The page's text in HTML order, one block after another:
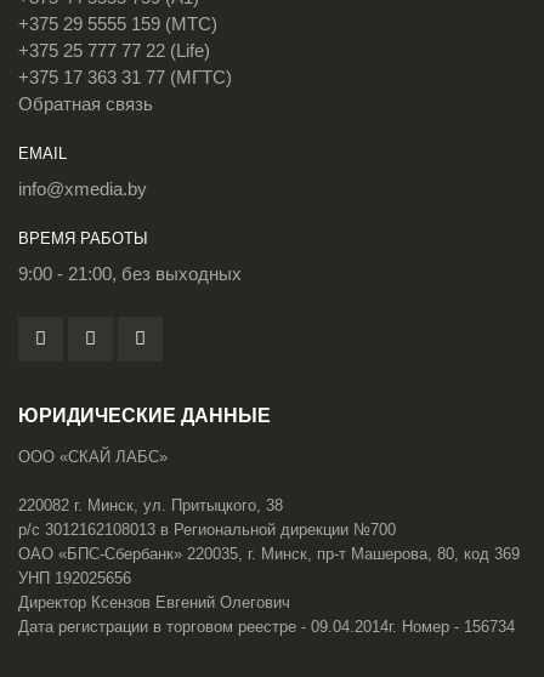
+375 29 5555 159 (МТС)
+375 25 777 77 22 (Life)
+375 17 363 31 77 (МГТС)
Обратная связь
EMAIL
info@xmedia.by
ВРЕМЯ РАБОТЫ
9:00 - 21:00, без выходных
ЮРИДИЧЕСКИЕ ДАННЫЕ
ООО «СКАЙ ЛАБС»
220082 г. Минск, ул. Притыцкого, 38
р/с 3012162108013 в Региональной дирекции №700
ОАО «БПС-Сбербанк» 220035, г. Минск, пр-т Машерова, 80, код 369
УНП 192025656
Директор Ксензов Евгений Олегович
Дата регистрации в торговом реестре - 09.04.2014г. Номер - 156734